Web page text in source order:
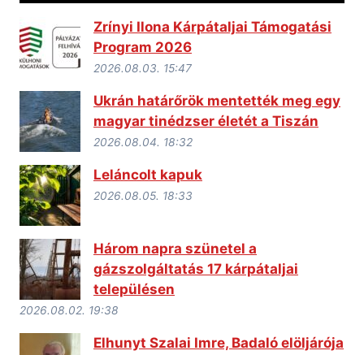
Zrínyi Ilona Kárpátaljai Támogatási
Program 2026
2026.08.03. 15:47
Ukrán határőrök mentették meg egy
magyar tinédzser életét a Tiszán
2026.08.04. 18:32
Leláncolt kapuk
2026.08.05. 18:33
Három napra szünetel a
gázszolgáltatás 17 kárpátaljai
településen
2026.08.02. 19:38
Elhunyt Szalai Imre, Badaló elöljárója